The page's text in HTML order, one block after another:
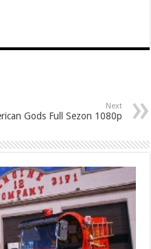
Next
Gods Full Sezon 1080p